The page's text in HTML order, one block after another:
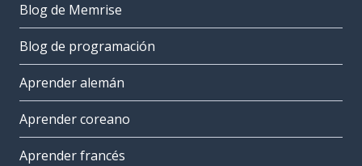
Blog de Memrise
Blog de programación
Aprender alemán
Aprender coreano
Aprender francés